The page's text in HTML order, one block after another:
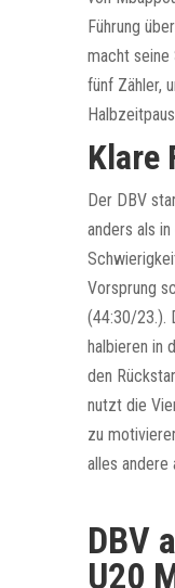
Führung
macht
fünf Zähler,
Klare
Der DBV
anders als
Vorsprung
(44:30/23.).
halbieren in
den
nutzt die
zu
alles andere
DBV
U20